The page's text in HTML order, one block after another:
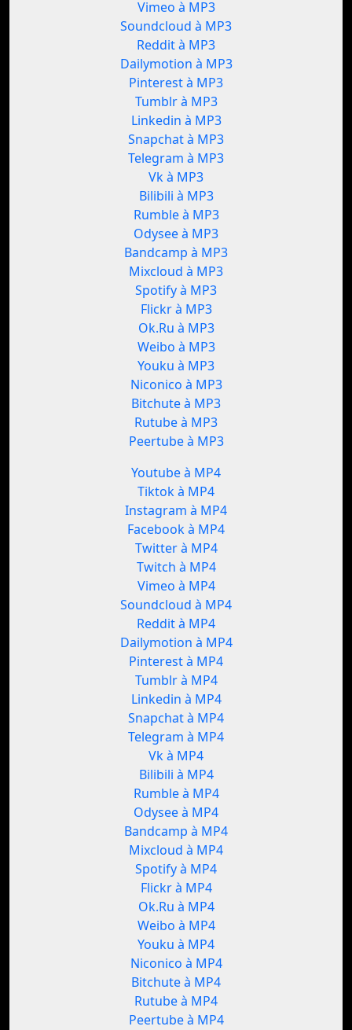
Vimeo à MP3
Soundcloud à MP3
Reddit à MP3
Dailymotion à MP3
Pinterest à MP3
Tumblr à MP3
Linkedin à MP3
Snapchat à MP3
Telegram à MP3
Vk à MP3
Bilibili à MP3
Rumble à MP3
Odysee à MP3
Bandcamp à MP3
Mixcloud à MP3
Spotify à MP3
Flickr à MP3
Ok.Ru à MP3
Weibo à MP3
Youku à MP3
Niconico à MP3
Bitchute à MP3
Rutube à MP3
Peertube à MP3
Youtube à MP4
Tiktok à MP4
Instagram à MP4
Facebook à MP4
Twitter à MP4
Twitch à MP4
Vimeo à MP4
Soundcloud à MP4
Reddit à MP4
Dailymotion à MP4
Pinterest à MP4
Tumblr à MP4
Linkedin à MP4
Snapchat à MP4
Telegram à MP4
Vk à MP4
Bilibili à MP4
Rumble à MP4
Odysee à MP4
Bandcamp à MP4
Mixcloud à MP4
Spotify à MP4
Flickr à MP4
Ok.Ru à MP4
Weibo à MP4
Youku à MP4
Niconico à MP4
Bitchute à MP4
Rutube à MP4
Peertube à MP4